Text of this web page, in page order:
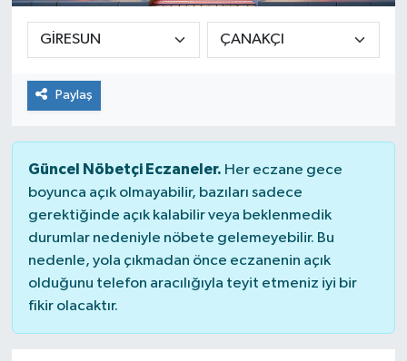
Paylaş
Güncel Nöbetçi Eczaneler. Her eczane gece
boyunca açık olmayabilir, bazıları sadece
gerektiğinde açık kalabilir veya beklenmedik
durumlar nedeniyle nöbete gelemeyebilir. Bu
nedenle, yola çıkmadan önce eczanenin açık
olduğunu telefon aracılığıyla teyit etmeniz iyi bir
fikir olacaktır.